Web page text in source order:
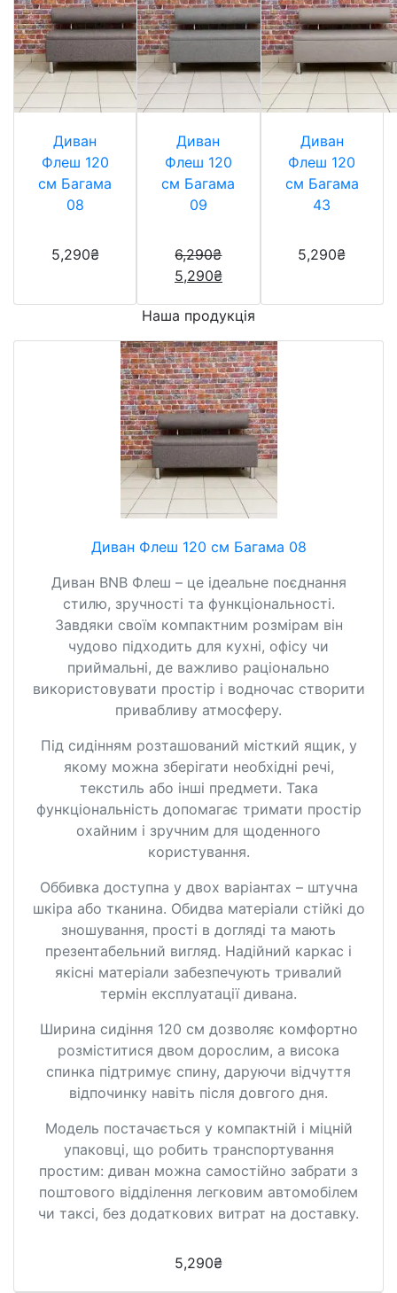
Диван
Флеш 120
см Багама
08
5,290₴
Диван
Флеш 120
см Багама
09
6,290₴
5,290₴
Диван
Флеш 120
см Багама
43
5,290₴
Наша продукція
Диван Флеш 120 см Багама 08
Диван BNB Флеш – це ідеальне поєднання
стилю, зручності та функціональності.
Завдяки своїм компактним розмірам він
чудово підходить для кухні, офісу чи
приймальні, де важливо раціонально
використовувати простір і водночас створити
привабливу атмосферу.
Під сидінням розташований місткий ящик, у
якому можна зберігати необхідні речі,
текстиль або інші предмети. Така
функціональність допомагає тримати простір
охайним і зручним для щоденного
користування.
Оббивка доступна у двох варіантах – штучна
шкіра або тканина. Обидва матеріали стійкі до
зношування, прості в догляді та мають
презентабельний вигляд. Надійний каркас і
якісні матеріали забезпечують тривалий
термін експлуатації дивана.
Ширина сидіння 120 см дозволяє комфортно
розміститися двом дорослим, а висока
спинка підтримує спину, даруючи відчуття
відпочинку навіть після довгого дня.
Модель постачається у компактній і міцній
упаковці, що робить транспортування
простим: диван можна самостійно забрати з
поштового відділення легковим автомобілем
чи таксі, без додаткових витрат на доставку.
5,290₴